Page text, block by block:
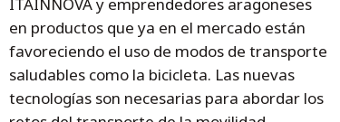
en productos que ya en el mercado están
favoreciendo el uso de modos de transporte
saludables como la bicicleta. Las nuevas
tecnologías son necesarias para abordar los